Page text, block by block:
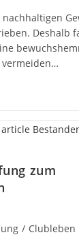
nachhaltigen
Deshalb
zum
/ Clubleben